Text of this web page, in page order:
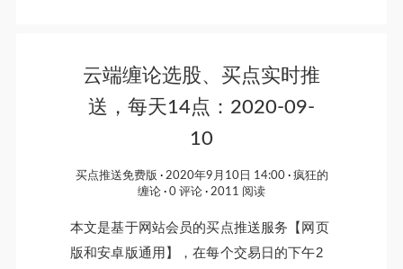
云端缠论选股、买点实时推
送，每天14点：2020-09-
10
买点推送免费版 2020年9月10日 14:00
疯狂的
缠论
0 评论 2011 阅读
本文是基于网站会员的买点推送服务【网页
版和安卓版通用】，在每个交易日的下午2